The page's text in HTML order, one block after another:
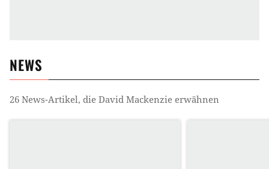
NEWS
26 News-Artikel, die David Mackenzie erwähnen